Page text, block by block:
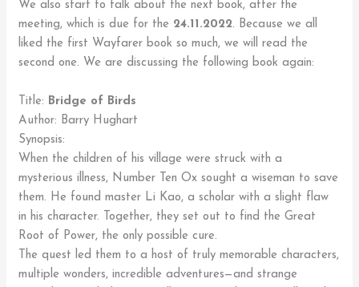
We also start to talk about the next book, after the
meeting, which is due for the 24.11.2022. Because we all
liked the first Wayfarer book so much, we will read the
second one. We are discussing the following book again:
Title: Bridge of Birds
Author: Barry Hughart
Synopsis:
When the children of his village were struck with a
mysterious illness, Number Ten Ox sought a wiseman to save
them. He found master Li Kao, a scholar with a slight flaw
in his character. Together, they set out to find the Great
Root of Power, the only possible cure.
The quest led them to a host of truly memorable characters,
multiple wonders, incredible adventures—and strange